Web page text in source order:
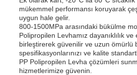
mükemmel performansı koruyarak
uygun hale gelir.
800-1500MPa arasındaki bükülme
Polipropilen Levhamız dayanıklılık ve
birleştirerek güvenilir ve uzun ömürlü
spesifikasyonlarınızı ve kalite
PP Polipropilen Levha çözümleri
hizmetlerimize güvenin.